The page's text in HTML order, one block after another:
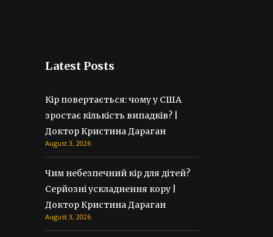
Latest Posts
Кір повертається: чому у США
зростає кількість випадків? |
Доктор Кристина Дараган
August 3, 2026
Чим небезпечний кір для дітей?
Серйозні ускладнення кору |
Доктор Кристина Дараган
August 3, 2026